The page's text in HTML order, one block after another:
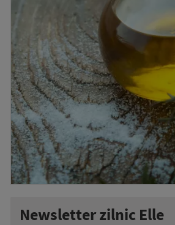
Newsletter zilnic Elle